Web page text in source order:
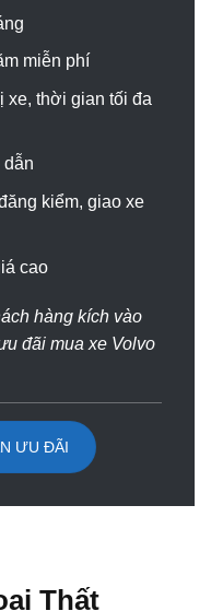
miễn phí
xe, thời gian tối đa
dẫn
kiểm, giao xe
cao
hàng kích vào
đãi mua xe Volvo
ƯU ĐÃI
Thất